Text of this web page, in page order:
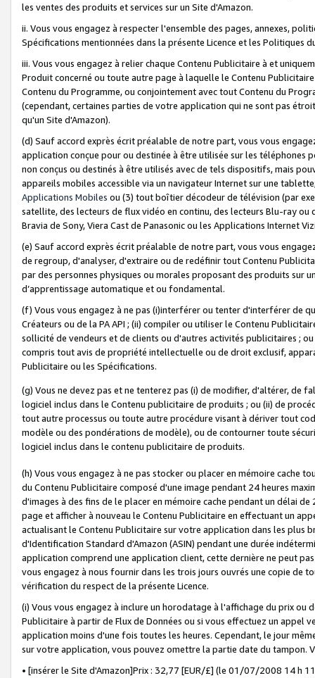
les ventes des produits et services sur un Site d'Amazon.
ii. Vous vous engagez à respecter l'ensemble des pages, annexes,
Spécifications mentionnées dans la présente Licence et les Politiques
iii. Vous vous engagez à relier chaque Contenu Publicitaire à et
Produit concerné ou toute autre page à laquelle le Contenu
Contenu du Programme, ou conjointement avec tout Contenu du
(cependant, certaines parties de votre application qui ne sont pas
qu'un Site d'Amazon).
(d) Sauf accord exprès écrit préalable de notre part, vous vous
application conçue pour ou destinée à être utilisée sur les téléphones
non conçus ou destinés à être utilisés avec de tels dispositifs, mais
appareils mobiles accessible via un navigateur Internet sur une
Applications Mobiles ou (3) tout boîtier décodeur de télévision (par
satellite, des lecteurs de flux vidéo en continu, des lecteurs Blu-ray
Bravia de Sony, Viera Cast de Panasonic ou les Applications Internet
(e) Sauf accord exprès écrit préalable de notre part, vous vous
de regroup, d'analyser, d'extraire ou de redéfinir tout Contenu
par des personnes physiques ou morales proposant des produits sur
d’apprentissage automatique et ou fondamental.
(f) Vous vous engagez à ne pas (i)interférer ou tenter d'interférer de
Créateurs ou de la PA API ; (ii) compiler ou utiliser le Contenu
sollicité de vendeurs et de clients ou d'autres activités publicitaires ;
compris tout avis de propriété intellectuelle ou de droit exclusif,
Publicitaire ou les Spécifications.
(g) Vous ne devez pas et ne tenterez pas (i) de modifier, d'altérer, de
logiciel inclus dans le Contenu publicitaire de produits ; ou (ii) de
tout autre processus ou toute autre procédure visant à dériver tout
modèle ou des pondérations de modèle), ou de contourner toute
logiciel inclus dans le contenu publicitaire de produits.
(h) Vous vous engagez à ne pas stocker ou placer en mémoire cache
du Contenu Publicitaire composé d'une image pendant 24 heures
d'images à des fins de le placer en mémoire cache pendant un délai
page et afficher à nouveau le Contenu Publicitaire en effectuant un
actualisant le Contenu Publicitaire sur votre application dans les plus
d'Identification Standard d'Amazon (ASIN) pendant une durée
application comprend une application client, cette dernière ne peut
vous engagez à nous fournir dans les trois jours ouvrés une copie de
vérification du respect de la présente Licence.
(i) Vous vous engagez à inclure un horodatage à l'affichage du prix
Publicitaire à partir de Flux de Données ou si vous effectuez un appel
application moins d'une fois toutes les heures. Cependant, le jour
sur votre application, vous pouvez omettre la partie date du tampon.
• [insérer le Site d'Amazon]Prix : 32,77 [EUR/£] (le 01/07/2008 14 h